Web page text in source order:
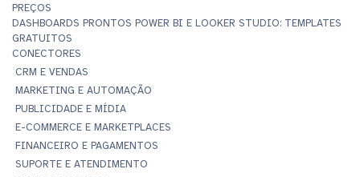
PREÇOS
DASHBOARDS PRONTOS POWER BI E LOOKER STUDIO: TEMPLATES
GRATUITOS
CONECTORES
CRM E VENDAS
MARKETING E AUTOMAÇÃO
PUBLICIDADE E MÍDIA
E-COMMERCE E MARKETPLACES
FINANCEIRO E PAGAMENTOS
SUPORTE E ATENDIMENTO